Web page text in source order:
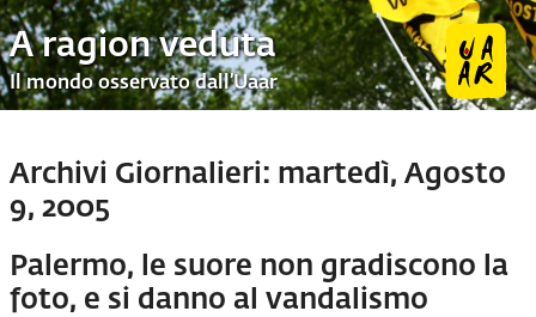
A ragion veduta
Il mondo osservato dall’Uaar
Archivi Giornalieri: martedì, Agosto
9, 2005
Palermo, le suore non gradiscono la
foto, e si danno al vandalismo